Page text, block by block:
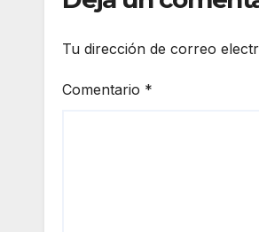
Tu dirección de correo
Comentario *